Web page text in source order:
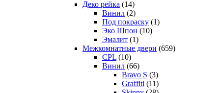
Деко рейка (14)
Винил (2)
Под покраску (1)
Эко Шпон (10)
Эмалит (1)
Межкомнатные двери (659)
CPL (10)
Винил (66)
Bravo S (3)
Graffiti (11)